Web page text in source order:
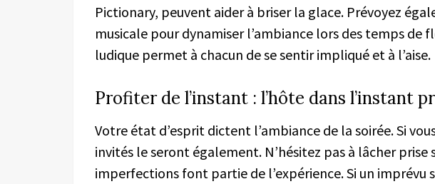
Pictionary, peuvent aider à briser la glace. Prévoyez
musicale pour dynamiser l’ambiance lors des temps
ludique permet à chacun de se sentir impliqué et à l’aise.
Profiter de l’instant : l’hôte dans l’instant
Votre état d’esprit dictent l’ambiance de la soirée. Si
invités le seront également. N’hésitez pas à lâcher prise
imperfections font partie de l’expérience. Si un imprévu